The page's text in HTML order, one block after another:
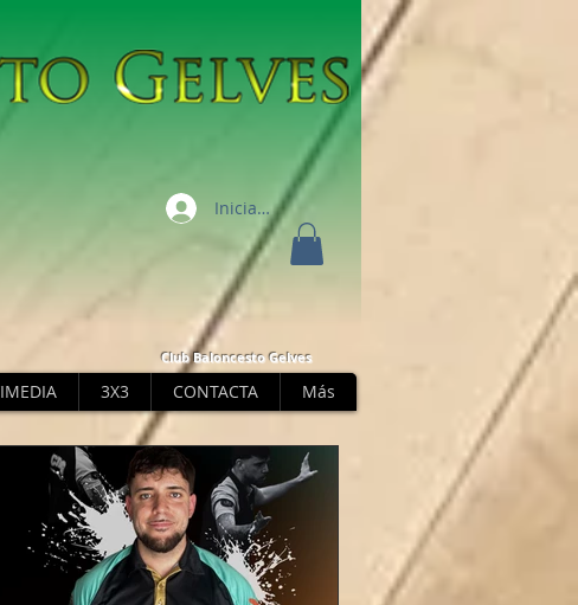
Iniciar sesión
Club Baloncesto Gelves
3X3 CONTACTA Más